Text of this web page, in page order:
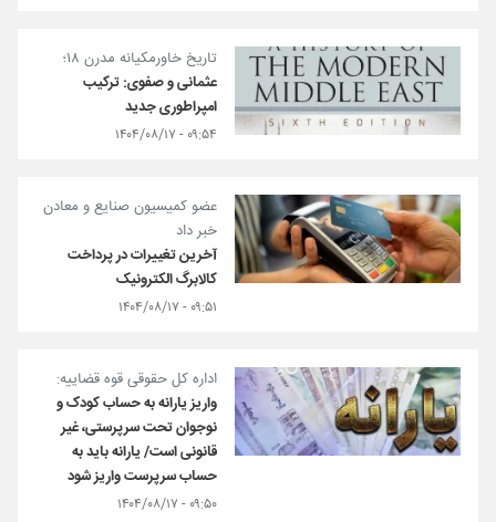
تاریخ خاورمکیانه مدرن ۱۸؛
عثمانی و صفوی: ترکیب
امپراطوری جدید
۰۹:۵۴ - ۱۴۰۴/۰۸/۱۷
عضو کمیسیون صنایع و معادن
خبر داد
آخرین تغییرات در پرداخت
کالابرگ الکترونیک
۰۹:۵۱ - ۱۴۰۴/۰۸/۱۷
اداره کل حقوقی قوه قضاییه:
واریز یارانه به حساب کودک و
نوجوان تحت سرپرستی، غیر
قانونی است/ یارانه باید به
حساب سرپرست واریز شود
۰۹:۵۰ - ۱۴۰۴/۰۸/۱۷